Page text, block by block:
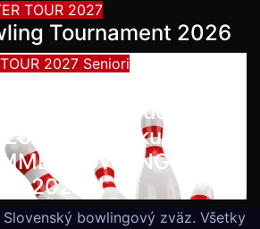
TOUR 2027
Tournament 2026
2027 Seniori
podujatí pre účasť na
2027 v Thajsku
BOWLING
2026!!!
bowlingový zväz. Všetky